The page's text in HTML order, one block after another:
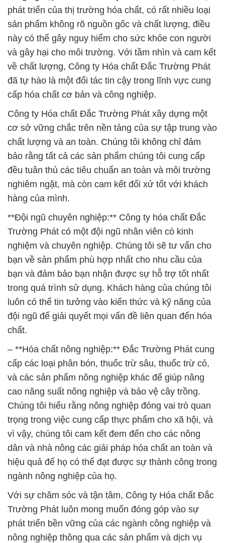
về chất lượng, Công ty Hóa chất Đắc Trường Phát
đã tự hào là một đối tác tin cậy trong lĩnh vực cung
cấp hóa chất cơ bản và công nghiệp.
Công ty Hóa chất Đắc Trường Phát xây dựng một
cơ sở vững chắc trên nền tảng của sự tập trung vào
chất lượng và an toàn. Chúng tôi không chỉ đảm
bảo rằng tất cả các sản phẩm chúng tôi cung cấp
đều tuân thủ các tiêu chuẩn an toàn và môi trường
nghiêm ngặt, mà còn cam kết đối xử tốt với khách
hàng của mình.
**Đội ngũ chuyên nghiệp:** Công ty hóa chất Đắc
Trường Phát có một đội ngũ nhân viên có kinh
nghiệm và chuyên nghiệp. Chúng tôi sẽ tư vấn cho
bạn về sản phẩm phù hợp nhất cho nhu cầu của
bạn và đảm bảo bạn nhận được sự hỗ trợ tốt nhất
trong quá trình sử dụng. Khách hàng của chúng tôi
luôn có thể tin tưởng vào kiến thức và kỹ năng của
đội ngũ để giải quyết mọi vấn đề liên quan đến hóa
chất.
– **Hóa chất nông nghiệp:** Đắc Trường Phát cung
cấp các loại phân bón, thuốc trừ sâu, thuốc trừ cỏ,
và các sản phẩm nông nghiệp khác để giúp nâng
cao năng suất nông nghiệp và bảo vệ cây trồng.
Chúng tôi hiểu rằng nông nghiệp đóng vai trò quan
trọng trong việc cung cấp thực phẩm cho xã hội, và
vì vậy, chúng tôi cam kết đem đến cho các nông
dân và nhà nông các giải pháp hóa chất an toàn và
hiệu quả để họ có thể đạt được sự thành công trong
ngành nông nghiệp của họ.
Với sự chăm sóc và tận tâm, Công ty Hóa chất Đắc
Trường Phát luôn mong muốn đóng góp vào sự
phát triển bền vững của các ngành công nghiệp và
nông nghiệp thông qua các sản phẩm và dịch vụ
chất lượng cao. Chúng tôi tự hào là đối tác đáng tin
cậy của bạn trong lĩnh vực hóa chất.
# Cty chuyên cung cấp × phân phối Baking Soda ß
Natri Bicar Bột Bicar Z Solvay Italy